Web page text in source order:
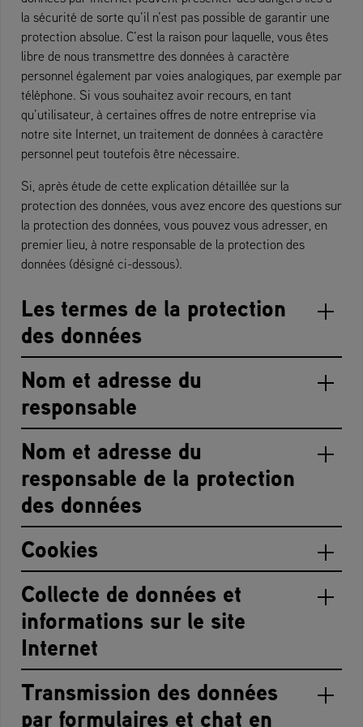
la sécurité de sorte qu’il n’est pas possible de garantir une
protection absolue. C’est la raison pour laquelle, vous êtes
libre de nous transmettre des données à caractère
personnel également par voies analogiques, par exemple par
téléphone. Si vous souhaitez avoir recours, en tant
qu’utilisateur, à certaines offres de notre entreprise via
notre site Internet, un traitement de données à caractère
personnel peut toutefois être nécessaire.
Si, après étude de cette explication détaillée sur la
protection des données, vous avez encore des questions sur
la protection des données, vous pouvez vous adresser, en
premier lieu, à notre responsable de la protection des
données (désigné ci-dessous).
Les termes de la protection
des données
Nom et adresse du
responsable
Nom et adresse du
responsable de la protection
des données
Cookies
Collecte de données et
informations sur le site
Internet
Transmission des données
par formulaires et chat en